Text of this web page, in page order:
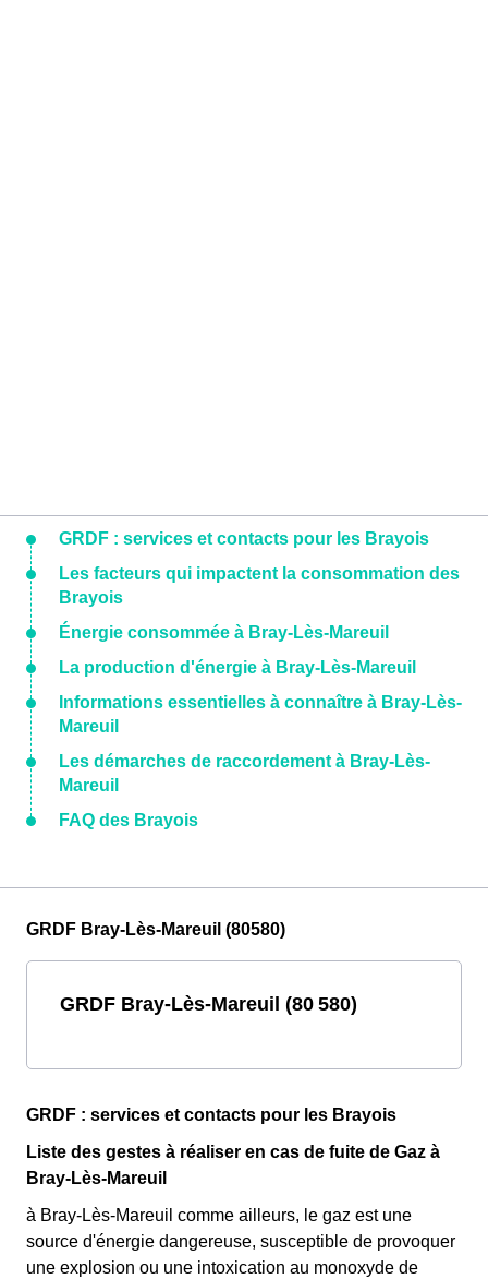
GRDF : services et contacts pour les Brayois
Les facteurs qui impactent la consommation des
Brayois
Énergie consommée à Bray-Lès-Mareuil
La production d'énergie à Bray-Lès-Mareuil
Informations essentielles à connaître à Bray-Lès-
Mareuil
Les démarches de raccordement à Bray-Lès-
Mareuil
FAQ des Brayois
GRDF Bray-Lès-Mareuil (80580)
GRDF Bray-Lès-Mareuil (80 580)
GRDF : services et contacts pour les Brayois
Liste des gestes à réaliser en cas de fuite de Gaz à
Bray-Lès-Mareuil
à Bray-Lès-Mareuil comme ailleurs, le gaz est une
source d'énergie dangereuse, susceptible de provoquer
une explosion ou une intoxication au monoxyde de